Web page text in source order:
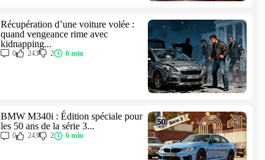
Récupération d’une voiture volée :
quand vengeance rime avec
kidnapping...
0 243 2 6 min
BMW M340i : Édition spéciale pour
les 50 ans de la série 3...
0 243 2 6 min